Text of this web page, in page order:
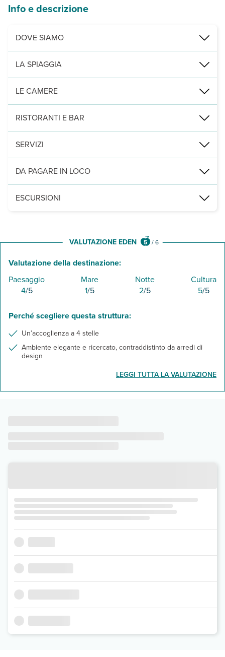
Info e descrizione
DOVE SIAMO
Modica, nel cuore della zona commerciale, a 5 km dal centro
LA SPIAGGIA
A 21 km, di sabbia fine e dorata. A pagamento in loco ombrelloni
LE CAMERE
59 (21 m²), con servizi privati, asciugacapelli, tv, telefono, wi-fi,
RISTORANTI E BAR
Un bar e un ristorante Bistrot con terrazza (colazione a buffet e
SERVIZI
Piscina con lettini, ombrelloni e teli mare a disposizione,
DA PAGARE IN LOCO
SERVIZI OBBLIGATORI DA PAGARE IN LOCO: :
eventuali
SERVIZI FACOLTATIVI DA PAGARE IN LOCO:
servizio
ESCURSIONI
Siracusa vulcanicaVALUTAZIONE EDEN 5 /6
Valutazione della destinazione:
Paesaggio
4/5
Mare
1/5
Notte
2/5
Cultura
5/5
Perché scegliere questa struttura:
Un’accoglienza a 4 stelle
Ambiente elegante e ricercato, contraddistinto da arredi di
design
LEGGI TUTTA LA VALUTAZIONE